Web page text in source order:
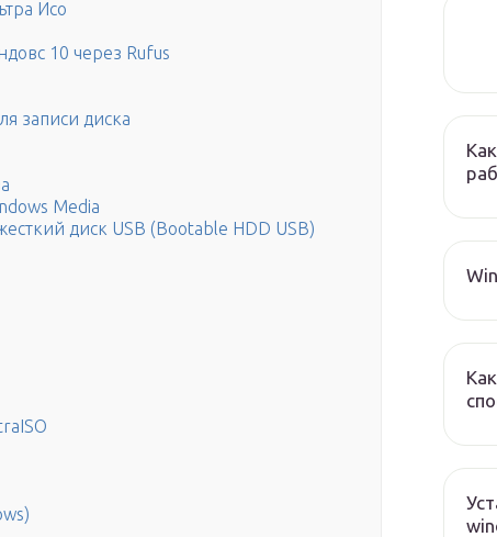
Исо
10 через Rufus
записи диска
Media
диск USB (Bootable HDD USB)